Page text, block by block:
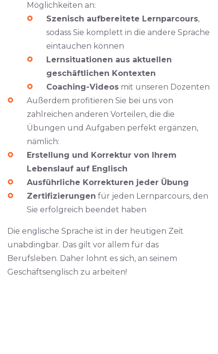
Möglichkeiten an:
Szenisch aufbereitete Lernparcours,
sodass Sie komplett in die andere Sprache
eintauchen können
Lernsituationen aus aktuellen
geschäftlichen Kontexten
Coaching-Videos mit unseren Dozenten
Außerdem profitieren Sie bei uns von
zahlreichen anderen Vorteilen, die die
Übungen und Aufgaben perfekt ergänzen,
nämlich:
Erstellung und Korrektur von Ihrem
Lebenslauf auf Englisch
Ausführliche Korrekturen jeder Übung
Zertifizierungen für jeden Lernparcours, den
Sie erfolgreich beendet haben
Die englische Sprache ist in der heutigen Zeit
unabdingbar. Das gilt vor allem für das
Berufsleben. Daher lohnt es sich, an seinem
Geschäftsenglisch zu arbeiten!